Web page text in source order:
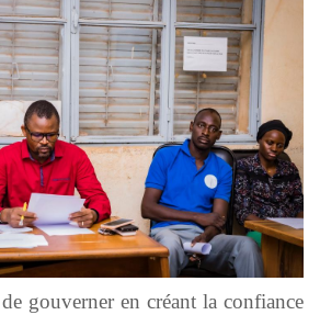
gouverner en créant la confiance